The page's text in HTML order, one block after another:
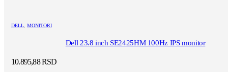
DELL MONITORI
Dell 23.8 inch SE2425HM 100Hz IPS monitor
10.895,88RSD